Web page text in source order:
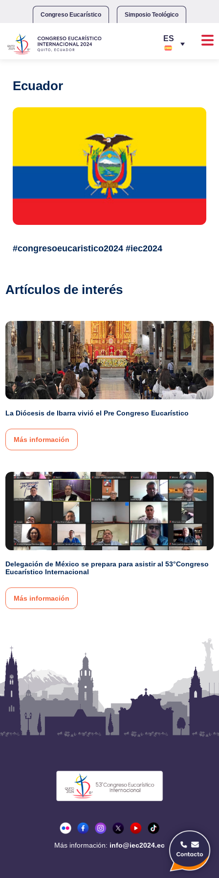
Congreso Eucarístico Simposio Teológico
Ecuador
#congresoeucaristico2024 #iec2024
Artículos de interés
La Diócesis de Ibarra vivió el Pre Congreso Eucarístico
Más información
Delegación de México se prepara para asistir al 53°Congreso
Eucarístico Internacional
Más información
Más información: info@iec2024.ec